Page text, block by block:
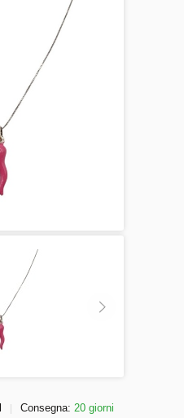
Consegna: 20 giorni